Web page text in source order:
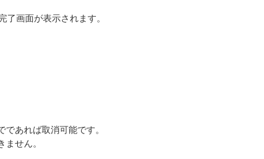
了画面が表示されます。
あれば取消可能です。
せん。